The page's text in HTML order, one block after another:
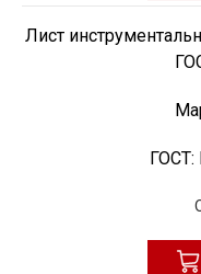
Лист
ГОСТ: